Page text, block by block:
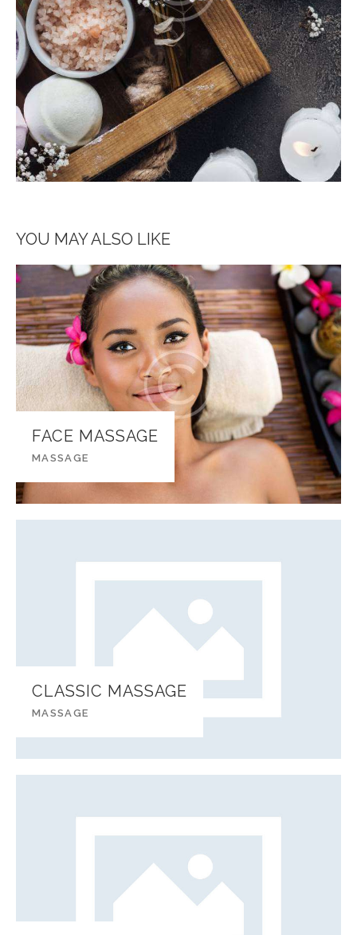
YOU MAY ALSO LIKE
FACE MASSAGE
MASSAGE
CLASSIC MASSAGE
MASSAGE